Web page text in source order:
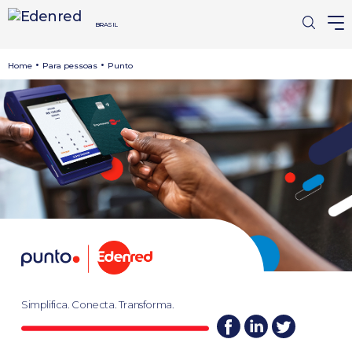
BRASIL
Home • Para pessoas • Punto
Simplifica. Conecta. Transforma.